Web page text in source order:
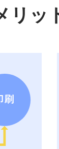
リッ